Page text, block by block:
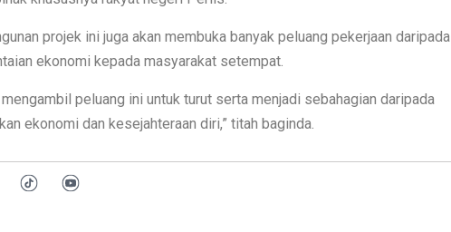
projek ini juga akan membuka banyak peluang pekerjaan daripada
ekonomi kepada masyarakat setempat.
peluang ini untuk turut serta menjadi sebahagian daripada
ekonomi dan kesejahteraan diri,” titah baginda.